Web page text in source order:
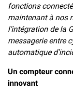
fonctions
maintenant à nos
l’intégration de la
messagerie entre
automatique
Un compteur
innovant